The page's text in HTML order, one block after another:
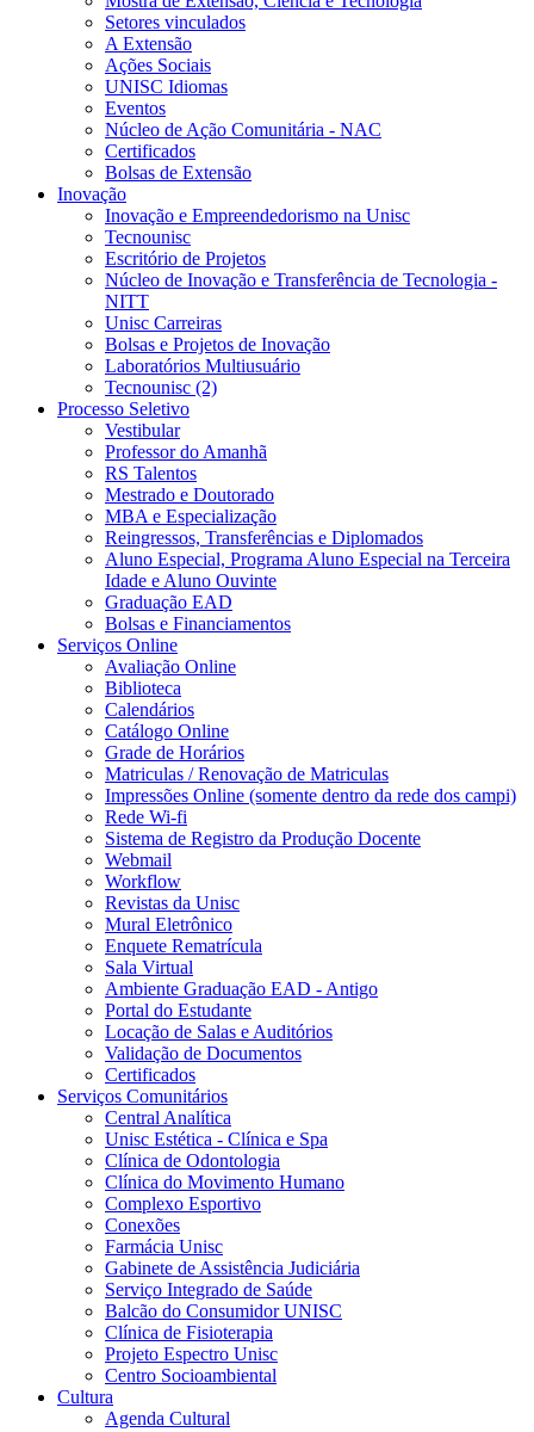
Setores vinculados
A Extensão
Ações Sociais
UNISC Idiomas
Eventos
Núcleo de Ação Comunitária - NAC
Certificados
Bolsas de Extensão
Inovação
Inovação e Empreendedorismo na Unisc
Tecnounisc
Escritório de Projetos
Núcleo de Inovação e Transferência de Tecnologia -
NITT
Unisc Carreiras
Bolsas e Projetos de Inovação
Laboratórios Multiusuário
Tecnounisc (2)
Processo Seletivo
Vestibular
Professor do Amanhã
RS Talentos
Mestrado e Doutorado
MBA e Especialização
Reingressos, Transferências e Diplomados
Aluno Especial, Programa Aluno Especial na Terceira
Idade e Aluno Ouvinte
Graduação EAD
Bolsas e Financiamentos
Serviços Online
Avaliação Online
Biblioteca
Calendários
Catálogo Online
Grade de Horários
Matriculas / Renovação de Matriculas
Impressões Online (somente dentro da rede dos campi)
Rede Wi-fi
Sistema de Registro da Produção Docente
Webmail
Workflow
Revistas da Unisc
Mural Eletrônico
Enquete Rematrícula
Sala Virtual
Ambiente Graduação EAD - Antigo
Portal do Estudante
Locação de Salas e Auditórios
Validação de Documentos
Certificados
Serviços Comunitários
Central Analítica
Unisc Estética - Clínica e Spa
Clínica de Odontologia
Clínica do Movimento Humano
Complexo Esportivo
Conexões
Farmácia Unisc
Gabinete de Assistência Judiciária
Serviço Integrado de Saúde
Balcão do Consumidor UNISC
Clínica de Fisioterapia
Projeto Espectro Unisc
Centro Socioambiental
Cultura
Agenda Cultural